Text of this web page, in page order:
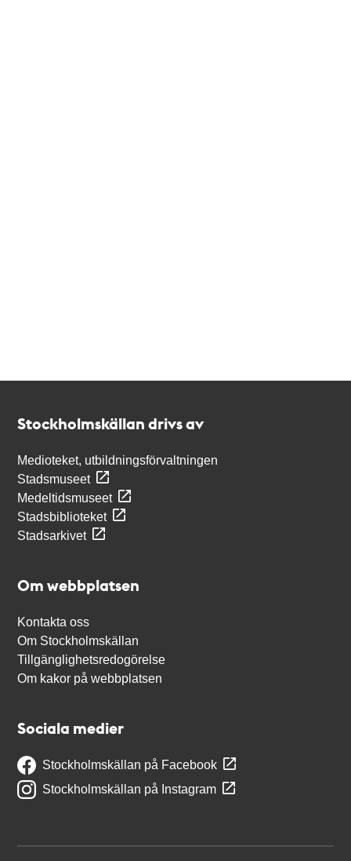
Stockholmskällan drivs av
Medioteket, utbildningsförvaltningen
Stadsmuseet
Medeltidsmuseet
Stadsbiblioteket
Stadsarkivet
Om webbplatsen
Kontakta oss
Om Stockholmskällan
Tillgänglighetsredogörelse
Om kakor på webbplatsen
Sociala medier
Stockholmskällan på Facebook
Stockholmskällan på Instagram